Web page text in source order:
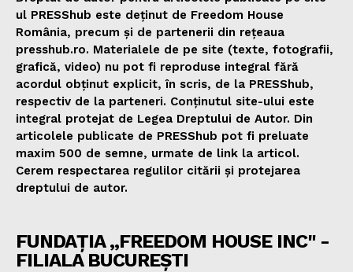
ul PRESShub este deținut de Freedom House
România, precum și de partenerii din rețeaua
presshub.ro. Materialele de pe site (texte, fotografii,
grafică, video) nu pot fi reproduse integral fără
acordul obținut explicit, în scris, de la PRESShub,
respectiv de la parteneri. Conținutul site-ului este
integral protejat de Legea Dreptului de Autor. Din
articolele publicate de PRESShub pot fi preluate
maxim 500 de semne, urmate de link la articol.
Cerem respectarea regulilor citării și protejarea
dreptului de autor.
FUNDAȚIA „FREEDOM HOUSE INC" -
FILIALA BUCUREȘTI